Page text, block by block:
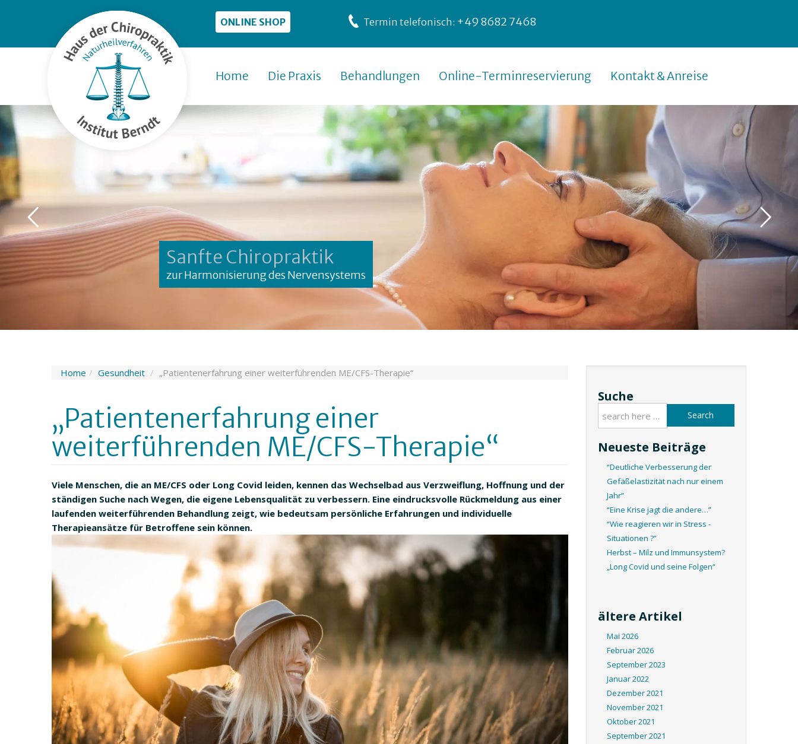
ONLINE SHOP Termin telefonisch: +49 8682 7468
Home Die Praxis Behandlungen Online-Terminreservierung Kontakt & Anreise
Sanfte Chiropraktik
zur Harmonisierung des Nervensystems
Home Gesundheit „Patientenerfahrung einer weiterführenden ME/CFS-Therapie“
„Patientenerfahrung einer
weiterführenden ME/CFS-Therapie“
Viele Menschen, die an ME/CFS oder Long Covid leiden, kennen das Wechselbad aus Verzweiflung, Hoffnung und der
ständigen Suche nach Wegen, die eigene Lebensqualität zu verbessern. Eine eindrucksvolle Rückmeldung aus einer
laufenden weiterführenden Behandlung zeigt, wie bedeutsam persönliche Erfahrungen und individuelle
Therapieansätze für Betroffene sein können.
Suche
Search
Neueste Beiträge
“Deutliche Verbesserung der
Gefäßelastizität nach nur einem
Jahr”
“Eine Krise jagt die andere…”
“Wie reagieren wir in Stress -
Situationen ?”
Herbst – Milz und Immunsystem?
„Long Covid und seine Folgen“
ältere Artikel
Mai 2026
Februar 2026
September 2023
Januar 2022
Dezember 2021
November 2021
Oktober 2021
September 2021